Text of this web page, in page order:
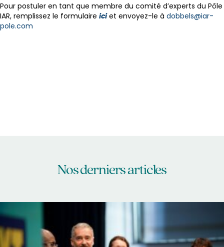
Pour postuler en tant que membre du comité d’experts du Pôle
IAR, remplissez le formulaire iciet envoyez-le à dobbels@iar-
pole.com
Nos derniers articles